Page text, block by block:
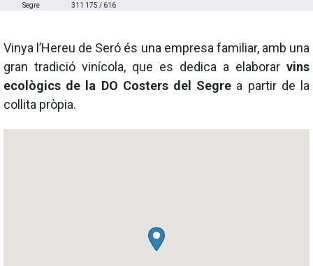
Segre
311 175 / 616
Vinya l’Hereu de Seró és una empresa familiar, amb una
gran tradició vinícola, que es dedica a elaborar vins
ecològics de la DO Costers del Segre a partir de la
collita pròpia.